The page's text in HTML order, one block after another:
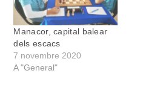
Manacor, capital balear
dels escacs
7 novembre 2020
A "General"